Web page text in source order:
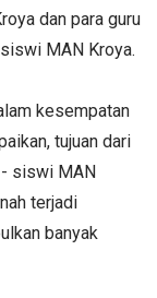
dan para guru
MAN Kroya.
kesempatan
tujuan dari
siswi MAN
terjadi
banyak